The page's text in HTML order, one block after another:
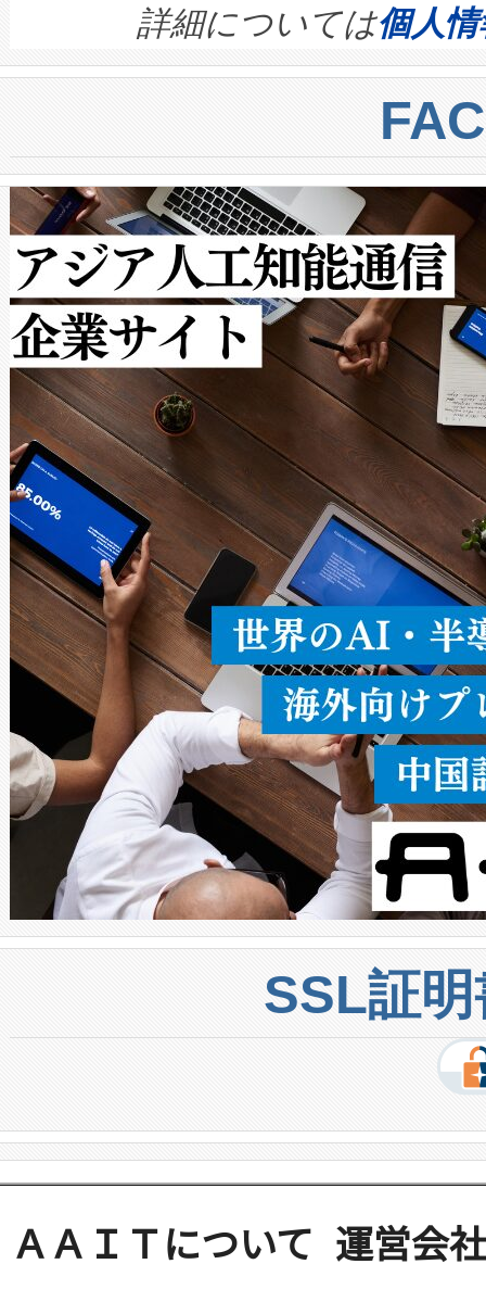
quality and reliability for AI
BESS stack to ensure battery
centers. Voltaiqは、ai&のAI
からシステム統合、試運転、
クルの各段階のデータを監視
[…]
す。ノーマルモードでは、
ートル先まで検出でき、これ
トに対して約600メートルに
では、反射率10％のターゲッ
で向上し、最大検知距離は
ットだけで最大1キロメート
ルの変電所周囲を監視でき、
作業と点群処理を簡素化でき
Avia 2は、2種類のFOVオプシ
× 80°のノーマルモード、長
ードを切り替えて使用するこ
ることなく、単一のデバイス
うにします。遠距離まで届く
密度なスキャ […]
詳細については個人
SSL証
ＡＡＩＴについて 運営会社